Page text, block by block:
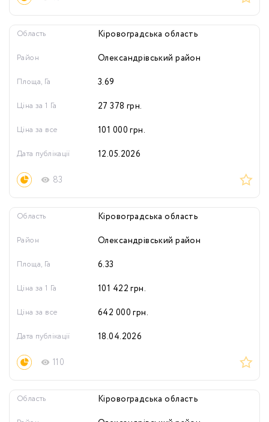
Область Кіровоградська область
Район Олександрівський район
Площа, Га 3.69
Ціна за 1 Га 27 378 грн.
Ціна за все 101 000 грн.
83
Дата публікації 12.05.2026
Область Кіровоградська область
Район Олександрівський район
Площа, Га 6.33
Ціна за 1 Га 101 422 грн.
Ціна за все 642 000 грн.
110
Дата публікації 18.04.2026
Область Кіровоградська область